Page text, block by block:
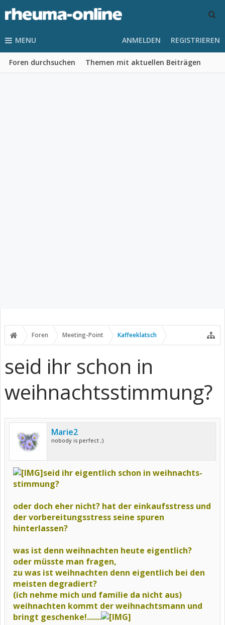
MENU
Foren durchsuchen Themen mit aktuellen Beiträgen
ANMELDEN REGISTRIEREN
Foren Meeting-Point Kaffeeklatsch
seid ihr schon in
weihnachtsstimmung?
Marie2
nobody is perfect ;)
seid ihr eigentlich schon in weihnachts-
stimmung?
oder doch eher nicht? hat der einkaufsstress und
der vorbereitungsstress seine spuren
hinterlassen?
was ist denn weihnachten heute eigentlich?
oder müsste man fragen,
zu was ist weihnachten denn eigentlich bei den
meisten degradiert?
(ich nehme mich und familie da nicht aus)
weihnachten kommt der weihnachtsmann und
bringt geschenke!.......